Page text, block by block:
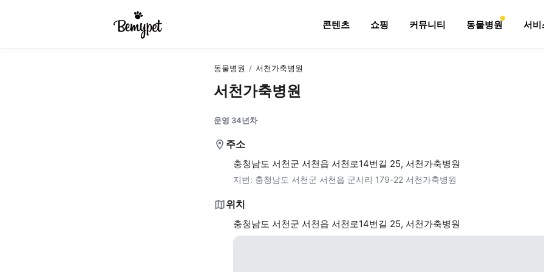
콘텐츠 쇼핑 커뮤니티 동물병원 서비
동물병원 / 서천가축병원
서천가축병원
운영 34년차
주소
충청남도 서천군 서천읍 서천로14번길 25, 서천가축병원
지번: 충청남도 서천군 서천읍 군사리 179-22 서천가축병원
위치
충청남도 서천군 서천읍 서천로14번길 25, 서천가축병원